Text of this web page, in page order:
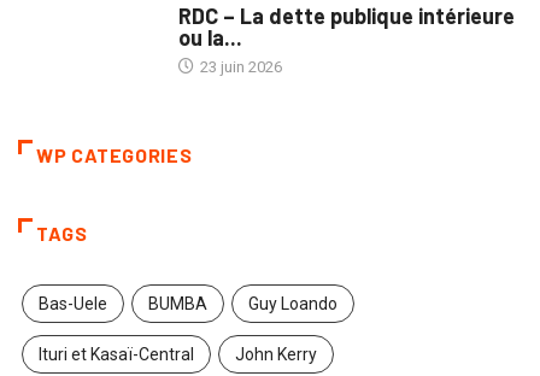
RDC – La dette publique intérieure
ou la...
23 juin 2026
WP CATEGORIES
TAGS
Bas-Uele BUMBA Guy Loando
Ituri et Kasaï-Central John Kerry